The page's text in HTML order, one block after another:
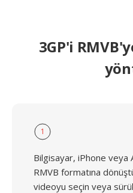
3GP'i
1
Bilgisayar, iPhone veya
RMVB formatına
videoyu seçin veya